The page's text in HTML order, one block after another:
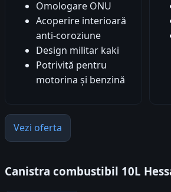
Omologare ONU
Acoperire interioară
anti-coroziune
Design militar kaki
Potrivită pentru
motorina și benzină
Vezi oferta
Canistra combustibil 10L